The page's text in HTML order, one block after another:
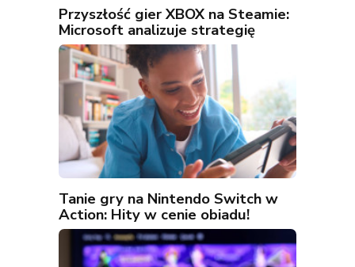
Przyszłość gier XBOX na Steamie:
Microsoft analizuje strategię
Tanie gry na Nintendo Switch w
Action: Hity w cenie obiadu!